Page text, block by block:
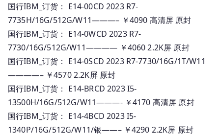
国行IBM_订货： E14-00CD 2023 R7-
7735H/16G/512G/W11———– ￥4090 高清屏 原封
国行IBM_订货： E14-0WCD 2023 R7-
7730/16G/512G/W11———— ￥4060 2.2K屏 原封
国行IBM_订货： E14-0SCD 2023 R7-7730/16G/1T/W11
————– ￥4570 2.2K屏 原封
国行IBM_订货： E14-BRCD 2023 I5-
13500H/16G/512G/W11———- ￥4170 高清屏 原封
国行IBM_订货： E14-4BCD 2023 I5-
1340P/16G/512G/W11/银——– ￥4290 2.2K屏 原封